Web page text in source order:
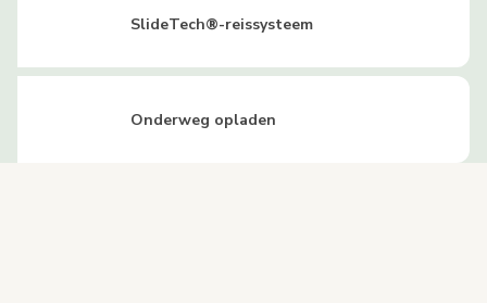
SlideTech®-reissysteem
Onderweg opladen